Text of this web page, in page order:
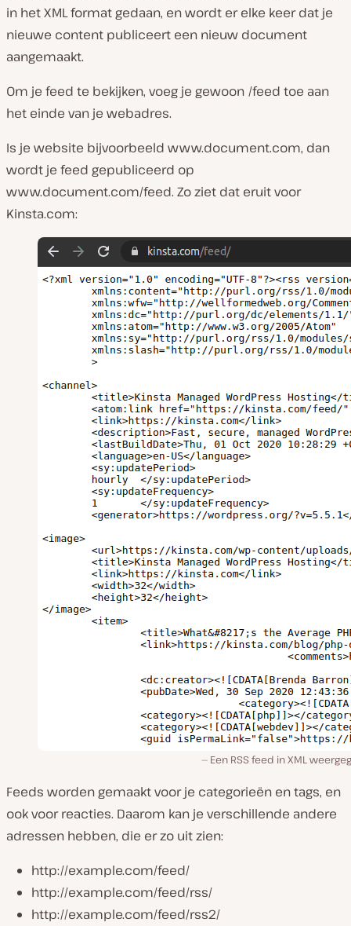
in het XML format gedaan, en wordt er elke keer dat je
nieuwe content publiceert een nieuw document
aangemaakt.
Om je feed te bekijken, voeg je gewoon /feed toe aan
het einde van je webadres.
Is je website bijvoorbeeld www.document.com, dan
wordt je feed gepubliceerd op
www.document.com/feed. Zo ziet dat eruit voor
Kinsta.com:
Een RSS feed in XML
Feeds worden gemaakt voor je categorieën en tags, en
ook voor reacties. Daarom kan je verschillende andere
adressen hebben, die er zo uit zien:
http://example.com/feed/
http://example.com/feed/rss/
http://example.com/feed/rss2/